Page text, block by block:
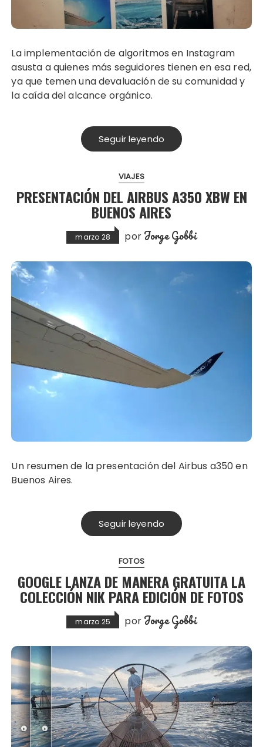
La implementación de algoritmos en Instagram
asusta a quienes más seguidores tienen en esa red,
ya que temen una devaluación de su comunidad y
la caída del alcance orgánico.
Seguir leyendo
VIAJES
PRESENTACIÓN DEL AIRBUS A350 XBW EN
BUENOS AIRES
marzo 28 por Jorge Gobbi
Un resumen de la presentación del Airbus a350 en
Buenos Aires.
Seguir leyendo
FOTOS
GOOGLE LANZA DE MANERA GRATUITA LA
COLECCIÓN NIK PARA EDICIÓN DE FOTOS
marzo 25 por Jorge Gobbi